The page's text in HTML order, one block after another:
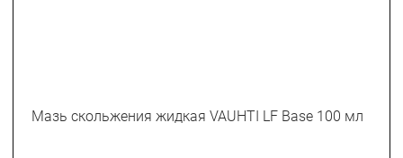
Мазь скольжения жидкая VAUHTI LF Base 100 мл